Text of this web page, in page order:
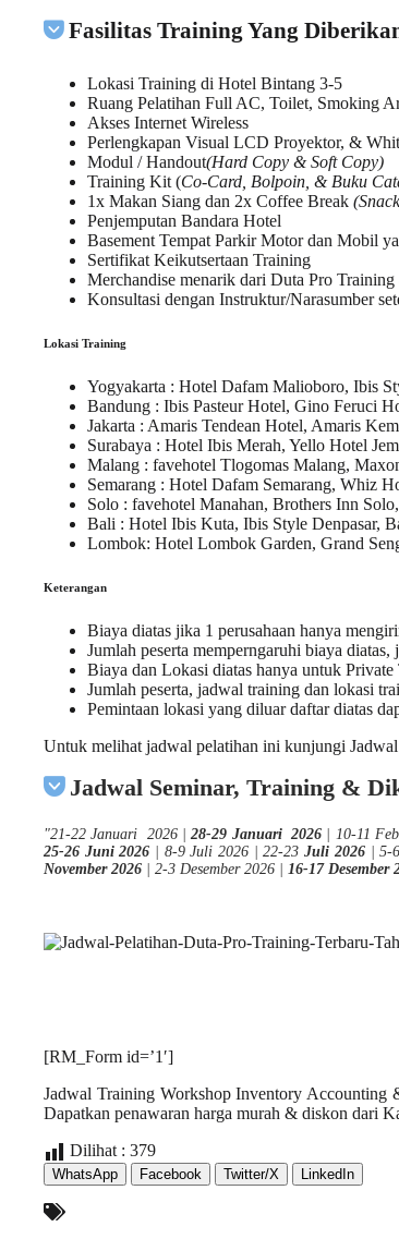
Fasilitas Training Yang
Lokasi Training di Hotel Bintang 3-5
Ruang Pelatihan Full AC, Toilet, Smoking
Akses Internet Wireless
Perlengkapan Visual LCD Proyektor, &
Modul / Handout(Hard Copy & Soft Copy)
Training Kit (Co-Card, Bolpoin, & Buku
1x Makan Siang dan 2x Coffee Break
Penjemputan Bandara Hotel
Basement Tempat Parkir Motor dan Mobil
Sertifikat Keikutsertaan Training
Merchandise menarik dari Duta Pro
Konsultasi dengan Instruktur/Narasumber
Lokasi Training
Yogyakarta : Hotel Dafam Malioboro, Ibis
Bandung : Ibis Pasteur Hotel, Gino Feruci
Jakarta : Amaris Tendean Hotel, Amaris
Surabaya : Hotel Ibis Merah, Yello Hotel
Malang : favehotel Tlogomas Malang,
Semarang : Hotel Dafam Semarang, Whiz
Solo : favehotel Manahan, Brothers Inn
Bali : Hotel Ibis Kuta, Ibis Style Denpasar,
Lombok: Hotel Lombok Garden, Grand
Keterangan
Biaya diatas jika 1 perusahaan hanya
Jumlah peserta memperngaruhi biaya
Biaya dan Lokasi diatas hanya untuk Private
Jumlah peserta, jadwal training dan lokasi
Pemintaan lokasi yang diluardaftardiatas
Untuk melihat jadwal pelatihan ini kunjungi
Jadwal Seminar, Training &
"21-22 Januari 2026 |28-29 Januari 2026 | 10-11
25-26 Juni 2026 | 8-9 Juli 2026 | 22-23 Juli 2026| 5-6
November 2026 | 2-3 Desember 2026 | 16-17 Desember
[RM_Form id=’1′]
Jadwal Training Workshop Inventory Accounting
Dapatkan penawaran harga murah & diskon dari
Dilihat : 379
WhatsApp Facebook Twitter/X LinkedIn